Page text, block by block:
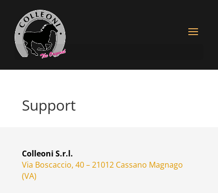
Support
Colleoni S.r.l.
Via Boscaccio, 40 – 21012 Cassano Magnago
(VA)